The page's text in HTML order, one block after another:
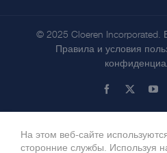
© 2025 Cloeren
Правила и условия
Facebook
На этом веб-сайте
сторонние службы. Используя